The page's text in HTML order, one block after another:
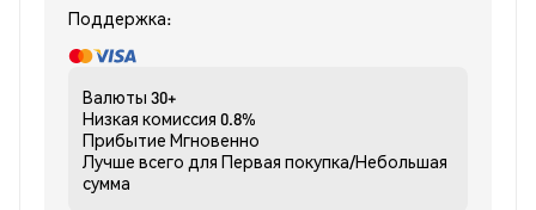
Поддержка:
Валюты 30+
Низкая комиссия 0.8%
Прибытие Мгновенно
Лучше всего для Первая покупка/Небольшая
сумма